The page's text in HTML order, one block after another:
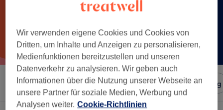
Sortieren nach Salons Expressangebote Bewertung
Wir verwenden eigene Cookies und Cookies von
Dritten, um Inhalte und Anzeigen zu personalisieren,
Medienfunktionen bereitzustellen und unseren
Datenverkehr zu analysieren. Wir geben auch
Informationen über die Nutzung unserer Webseite an
unsere Partner für soziale Medien, Werbung und
Analysen weiter. Cookie-Richtlinien